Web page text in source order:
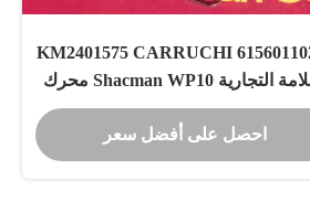
61560110210 KM2401575 CARRUCHI
العلامة التجارية Shacman WP10 محرك
توربيني بطانة شاحن توربيني حشية
احصل على أفضل سعر